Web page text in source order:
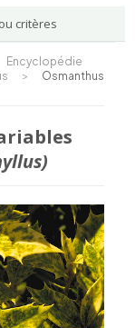
critères
Encyclopédie
>
Osmanthus